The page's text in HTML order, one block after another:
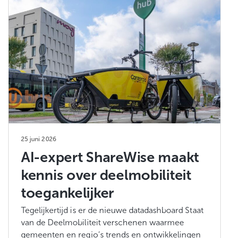
25 juni 2026
AI-expert ShareWise maakt
kennis over deelmobiliteit
toegankelijker
Tegelijkertijd is er de nieuwe datadashboard Staat
van de Deelmobiliteit verschenen waarmee
gemeenten en regio’s trends en ontwikkelingen